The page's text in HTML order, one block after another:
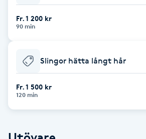
Fettreducering
Fibromassage
Fillers
Fr. 1 200 kr
90 min
Slingor hätta långt hår
Fr. 1 500 kr
120 min